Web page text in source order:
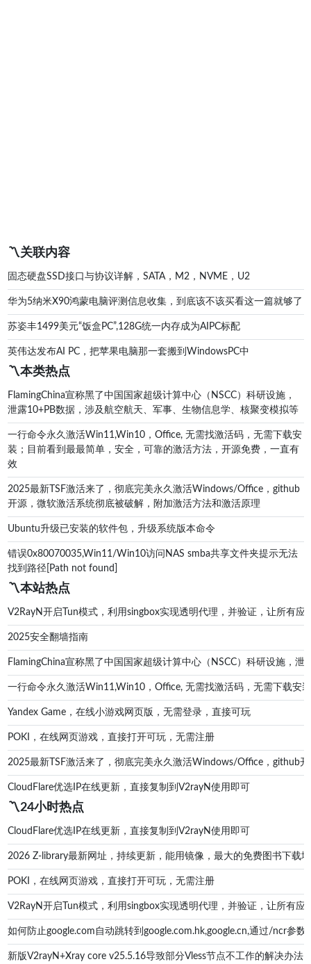
〽️关联内容
固态硬盘SSD接口与协议详解，SATA，M2，NVME，U2
华为5纳米X90鸿蒙电脑评测信息收集，到底该不该买看这一篇就够了
苏姿丰1499美元“饭盒PC”,128G统一内存成为AIPC标配
英伟达发布AI PC，把苹果电脑那一套搬到WindowsPC中
〽️本类热点
FlamingChina宣称黑了中国国家超级计算中心（NSCC）科研设施，
泄露10+PB数据，涉及航空航天、军事、生物信息学、核聚变模拟等
一行命令永久激活Win11,Win10，Office, 无需找激活码，无需下载安
装；目前看到最最简单，安全，可靠的激活方法，开源免费，一直有
效
2025最新TSF激活来了，彻底完美永久激活Windows/Office，github
开源，微软激活系统彻底被破解，附加激活方法和激活原理
Ubuntu升级已安装的软件包，升级系统版本命令
错误0x80070035,Win11/Win10访问NAS smba共享文件夹提示无法
找到路径[Path not found]
〽️本站热点
V2RayN开启Tun模式，利用singbox实现透明代理，并验证，让所有
2025安全翻墙指南
FlamingChina宣称黑了中国国家超级计算中心（NSCC）科研设施，
一行命令永久激活Win11,Win10，Office, 无需找激活码，无需下载安
Yandex Game，在线小游戏网页版，无需登录，直接可玩
POKI，在线网页游戏，直接打开可玩，无需注册
2025最新TSF激活来了，彻底完美永久激活Windows/Office，github
CloudFlare优选IP在线更新，直接复制到V2rayN使用即可
〽️24小时热点
CloudFlare优选IP在线更新，直接复制到V2rayN使用即可
2026 Z-library最新网址，持续更新，能用镜像，最大的免费图书下载
POKI，在线网页游戏，直接打开可玩，无需注册
V2RayN开启Tun模式，利用singbox实现透明代理，并验证，让所有
如何防止google.com自动跳转到google.com.hk,google.cn,通过/ncr参数
新版V2rayN+Xray core v25.5.16导致部分Vless节点不工作的解决办法